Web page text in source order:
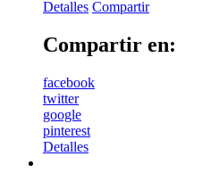
Detalles Compartir
Compartir en:
facebook
twitter
google
pinterest
Detalles